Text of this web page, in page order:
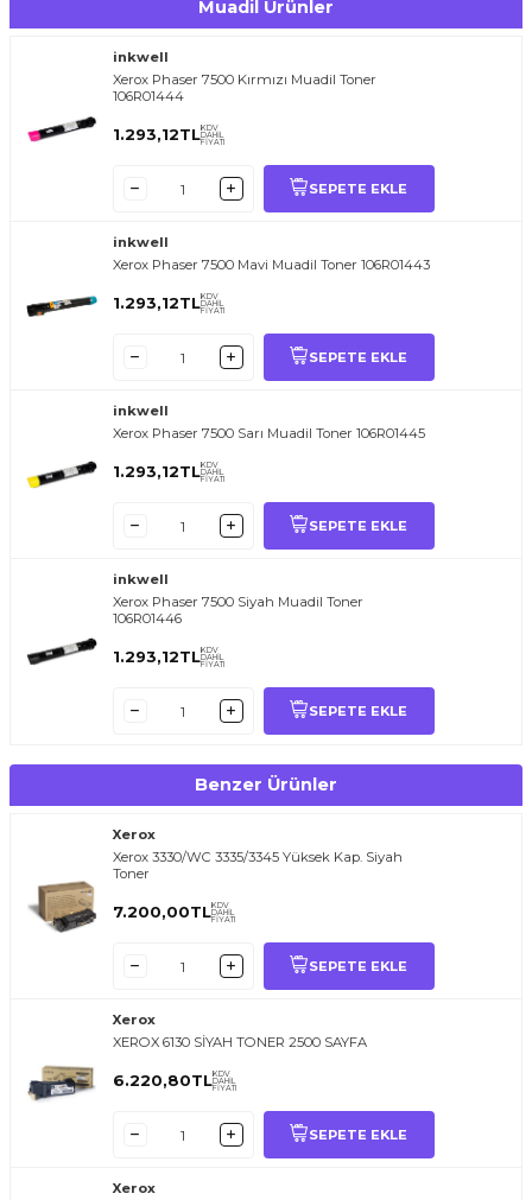
Muadil Ürünler
inkwell
Xerox Phaser 7500 Kırmızı Muadil Toner
106R01444
1.293,12TLKDV
DAHİL
FİYATI
SEPETE EKLE
inkwell
Xerox Phaser 7500 Mavi Muadil Toner 106R01443
1.293,12TLKDV
DAHİL
FİYATI
SEPETE EKLE
inkwell
Xerox Phaser 7500 Sarı Muadil Toner 106R01445
1.293,12TLKDV
DAHİL
FİYATI
SEPETE EKLE
inkwell
Xerox Phaser 7500 Siyah Muadil Toner
106R01446
1.293,12TLKDV
DAHİL
FİYATI
SEPETE EKLE
Benzer Ürünler
Xerox
Xerox 3330/WC 3335/3345 Yüksek Kap. Siyah
Toner
7.200,00TLKDV
DAHİL
FİYATI
SEPETE EKLE
Xerox
XEROX 6130 SİYAH TONER 2500 SAYFA
6.220,80TLKDV
DAHİL
FİYATI
SEPETE EKLE
Xerox